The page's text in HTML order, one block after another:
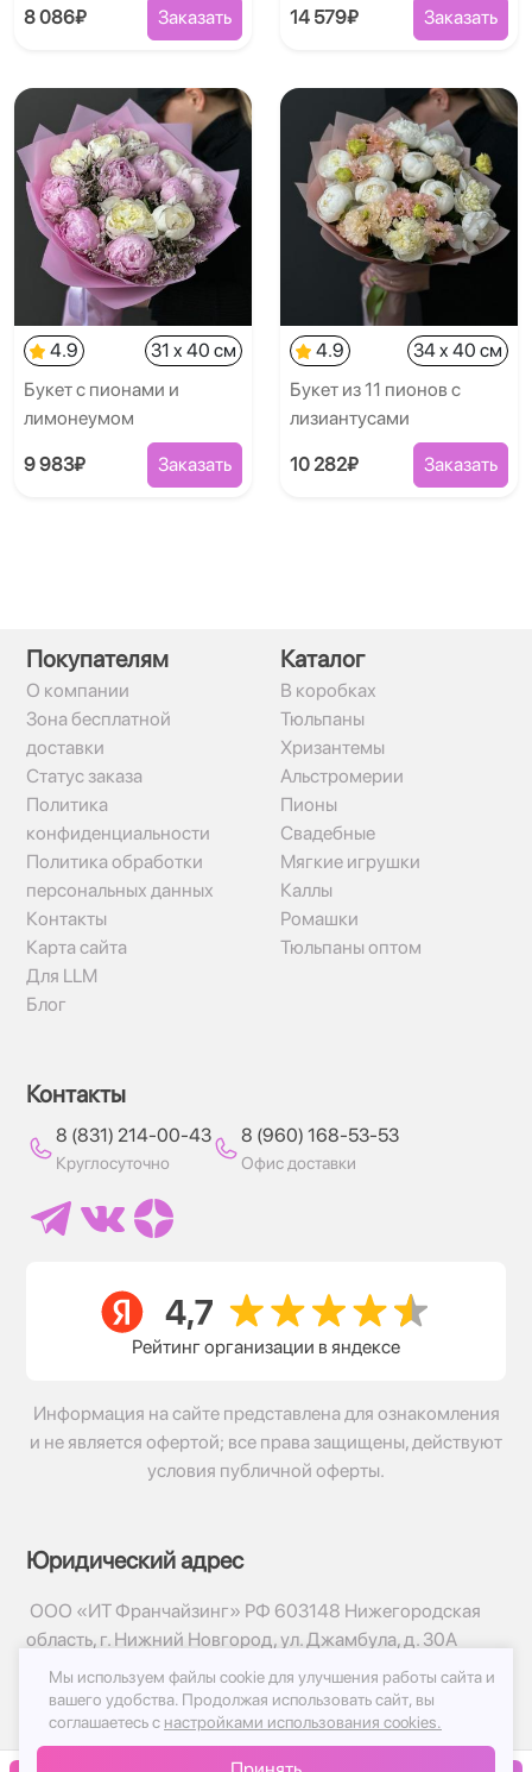
8 086₽ Заказать 14 579₽ Заказать
4.9
31 x 40 см
Букет с пионами и
лимонеумом
9 983₽ Заказать
4.9
34 x 40 см
Букет из 11 пионов с
лизиантусами
10 282₽ Заказать
Покупателям
О компании
Зона бесплатной
доставки
Статус заказа
Политика
конфиденциальности
Политика обработки
персональных данных
Контакты
Карта сайта
Для LLM
Блог
Каталог
В коробках
Тюльпаны
Хризантемы
Альстромерии
Пионы
Свадебные
Мягкие игрушки
Каллы
Ромашки
Тюльпаны оптом
Контакты
8 (831) 214-00-43
Круглосуточно
8 (960) 168-53-53
Офис доставки
Рейтинг организации в яндексе
Информация на сайте представлена для ознакомления
и не является офертой; все права защищены, действуют
условия публичной оферты.
Юридический адрес
ООО «ИТ Франчайзинг» РФ 603148 Нижегородская
область, г. Нижний Новгород, ул. Джамбула, д. 30А
© 2017-2026г, База Цветов 24.ру
Политика конфиденциальности
Публичная оферта
Мы используем файлы cookie для улучшения работы сайта и
вашего удобства. Продолжая использовать сайт, вы
соглашаетесь с настройками использования cookies.